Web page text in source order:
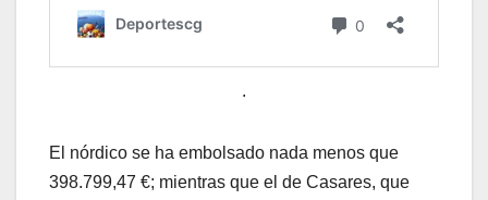
.
El nórdico se ha embolsado nada menos que
398.799,47 €; mientras que el de Casares, que